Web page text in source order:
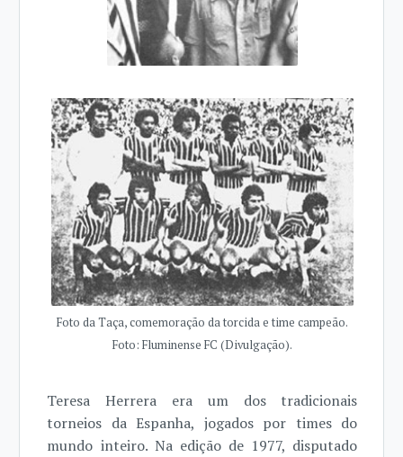
Foto da Taça, comemoração da torcida e time campeão.
Foto: Fluminense FC (Divulgação).
Teresa Herrera era um dos tradicionais
torneios da Espanha, jogados por times do
mundo inteiro. Na edição de 1977, disputado